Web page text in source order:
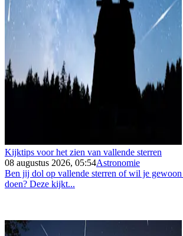
Kijktips voor het zien van vallende sterren
08 augustus 2026, 05:54Astronomie
Ben jij dol op vallende sterren of wil je gewoon
doen? Deze kijkt...